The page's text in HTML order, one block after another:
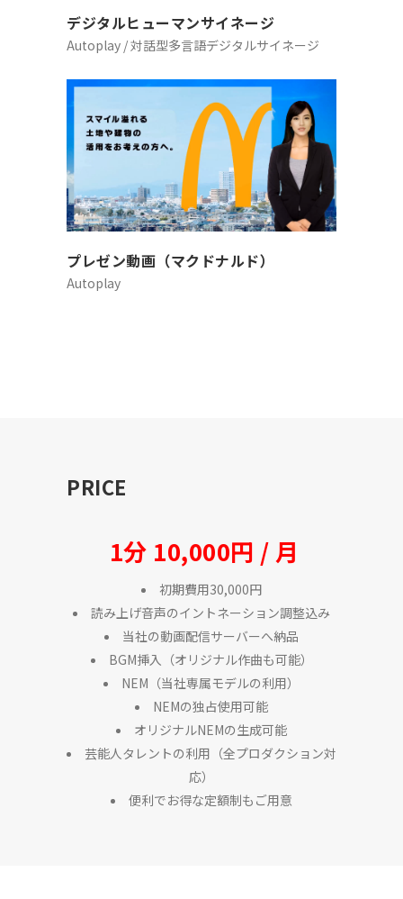
デジタルヒューマンサイネージ
Autoplay /対話型多言語デジタルサイネージ
プレゼン動画（マクドナルド）
Autoplay
PRICE
1分 10,000円 / 月
初期費用30,000円
読み上げ音声のイントネーション調整込み
当社の動画配信サーバーへ納品
BGM挿入（オリジナル作曲も可能）
NEM（当社専属モデルの利用）
NEMの独占使用可能
オリジナルNEMの生成可能
芸能人タレントの利用（全プロダクション対
応）
便利でお得な定額制もご用意